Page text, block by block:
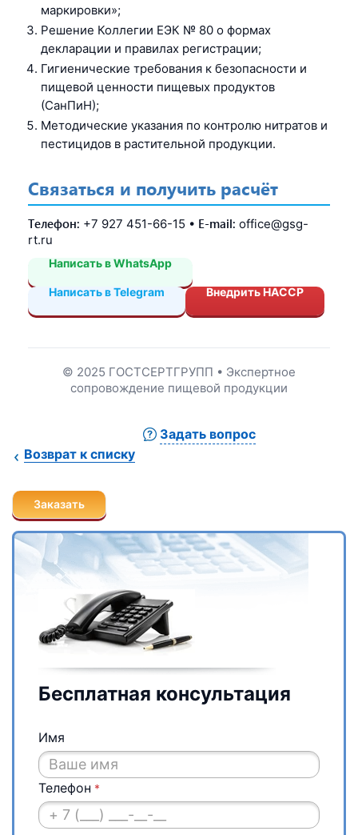
маркировки»;
Решение Коллегии ЕЭК № 80 о формах
декларации и правилах регистрации;
Гигиенические требования к безопасности и
пищевой ценности пищевых продуктов
(СанПиН);
Методические указания по контролю нитратов и
пестицидов в растительной продукции.
Связаться и получить расчёт
Телефон: +7 927 451-66-15 • E-mail: office@gsg-
rt.ru
Написать в WhatsApp
Написать в Telegram Внедрить HACCP
© 2025 ГОСТСЕРТГРУПП • Экспертное
сопровождение пищевой продукции
Возврат к списку
Задать вопрос
Заказать
Бесплатная консультация
Имя
Телефон *